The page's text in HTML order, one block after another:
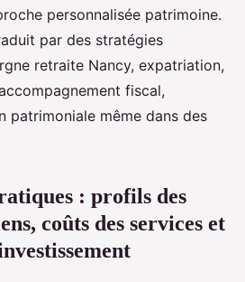
personnalisée patrimoine.
par des stratégies
retraite Nancy, expatriation,
fiscal,
patrimoniale même dans des
: profils des
coûts des services et